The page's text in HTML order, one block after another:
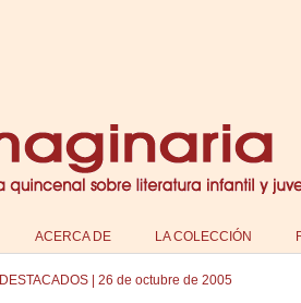
ACERCA DE LA COLECCIÓN
DESTACADOS| 26 de octubre de 2005